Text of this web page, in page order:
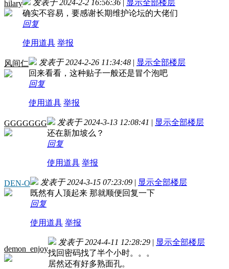
hilary 发表于 2024-2-2 16:56:36
显示全部楼层
确实不容易，要感谢长期维护论坛的大佬们
回复
使用道具 举报
风间仁 发表于 2024-2-26 11:34:48 | 显示全部楼层
回来看看，这种贴子一般还是冒个泡吧
回复
使用道具 举报
GGGGGGG 发表于 2024-3-13 12:08:41 | 显示全部楼层
还在新加坡么？
回复
使用道具 举报
DEN-O 发表于 2024-3-15 07:23:09 | 显示全部楼层
既然有人顶起来 那就顺便回复一下
回复
使用道具 举报
demon_enjoy
发表于 2024-4-11 12:28:29 | 显示全部楼层
找回密码找了半个小时。。。
居然还有好多熟面孔。